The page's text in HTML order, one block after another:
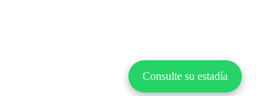
Consulte su estadía